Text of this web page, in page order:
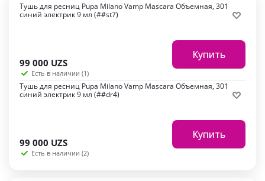
Тушь для ресниц Pupa Milano Vamp Mascara Объемная, 301
синий электрик 9 мл (##st7)
99 000 UZS
Есть в наличии (1)
Купить
Тушь для ресниц Pupa Milano Vamp Mascara Объемная, 301
синий электрик 9 мл (##dr4)
99 000 UZS
Есть в наличии (2)
Купить